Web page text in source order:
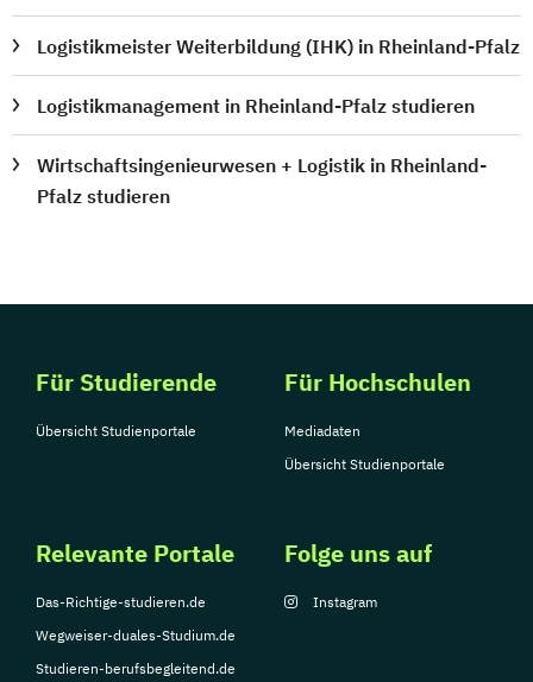
Logistikmeister Weiterbildung (IHK) in Rheinland-Pfalz
Logistikmanagement in Rheinland-Pfalz studieren
Wirtschaftsingenieurwesen + Logistik in Rheinland-
Pfalz studieren
Für Studierende
Übersicht Studienportale
Für Hochschulen
Mediadaten
Übersicht Studienportale
Relevante Portale
Das-Richtige-studieren.de
Wegweiser-duales-Studium.de
Studieren-berufsbegleitend.de
Folge uns auf
Instagram